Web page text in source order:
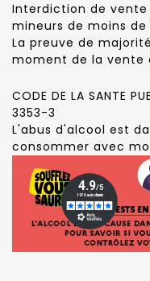
Interdiction de vente
mineurs de moins de
La preuve de
moment de la vente
CODE DE LA SANTE
3353-3
L'abus d'alcool est
consommer avec